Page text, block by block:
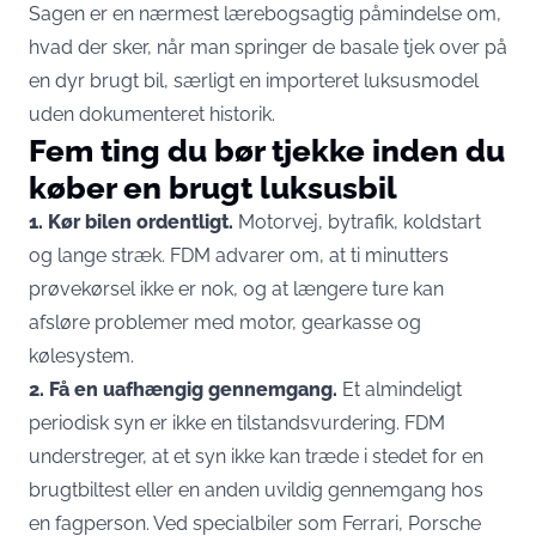
Sagen er en nærmest lærebogsagtig påmindelse om,
hvad der sker, når man springer de basale tjek over på
en dyr brugt bil, særligt en importeret luksusmodel
uden dokumenteret historik.
Fem ting du bør tjekke inden du
køber en brugt luksusbil
1. Kør bilen ordentligt. Motorvej, bytrafik, koldstart
og lange stræk. FDM advarer om, at ti minutters
prøvekørsel ikke er nok, og at længere ture kan
afsløre problemer med motor, gearkasse og
kølesystem.
2. Få en uafhængig gennemgang. Et almindeligt
periodisk syn er ikke en tilstandsvurdering. FDM
understreger, at et syn ikke kan træde i stedet for en
brugtbiltest eller en anden uvildig gennemgang hos
en fagperson. Ved specialbiler som Ferrari, Porsche